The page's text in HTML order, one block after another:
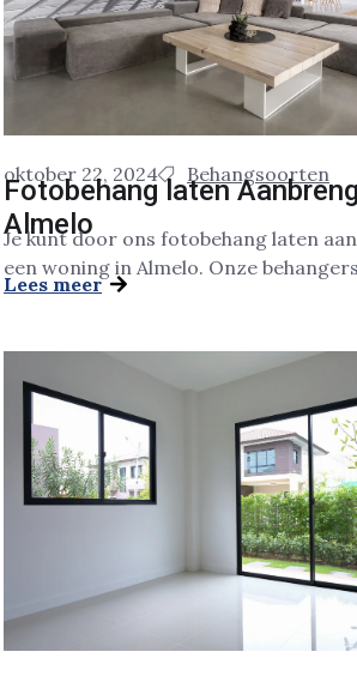
oktober 22, 2024 Behangsoorten
Fotobehang laten
Almelo
Je kunt door ons fotobehang laten
een woning in Almelo. Onze
Lees meer